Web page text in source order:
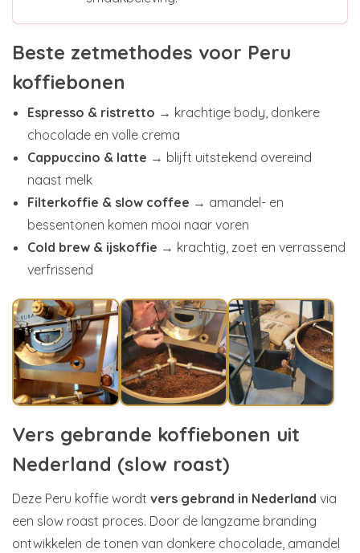
Beste zetmethodes voor Peru
koffiebonen
Espresso & ristretto → krachtige body, donkere
chocolade en volle crema
Cappuccino & latte → blijft uitstekend overeind
naast melk
Filterkoffie & slow coffee → amandel- en
bessentonen komen mooi naar voren
Cold brew & ijskoffie → krachtig, zoet en verrassend
verfrissend
Vers gebrande koffiebonen uit
Nederland (slow roast)
Deze Peru koffie wordt vers gebrand in Nederland via
een slow roast proces. Door de langzame branding
ontwikkelen de tonen van donkere chocolade, amandel